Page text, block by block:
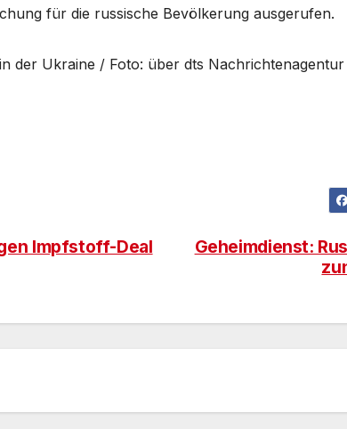
für die russische Bevölkerung ausgerufen.
der Ukraine / Foto: über dts Nachrichtenagentur
Geheimdienst:
Impfstoff-Deal